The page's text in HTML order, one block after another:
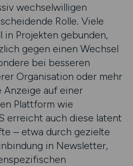
wechselwilligen
Rolle. Viele
in Projekten gebunden,
gegen einen Wechsel
bei besseren
Organisation oder mehr
Anzeige auf einer
Plattform wie
erreicht auch diese latent
– etwa durch gezielte
in Newsletter,